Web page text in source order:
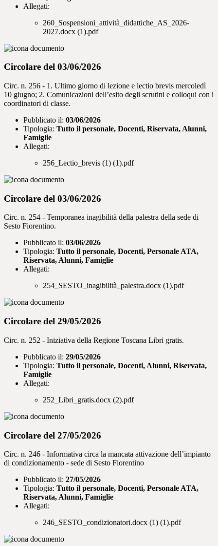
Allegati:
260_Sospensioni_attività_didattiche_AS_2026-
2027.docx (1).pdf
Circolare del 03/06/2026
Circ. n. 256 - 1. Ultimo giorno di lezione e lectio brevis mercoledì
10 giugno; 2. Comunicazioni dell’esito degli scrutini e colloqui con i
coordinatori di classe.
Pubblicato il: 03/06/2026
Tipologia: Tutto il personale, Docenti, Riservata, Alunni,
Famiglie
Allegati:
256_Lectio_brevis (1) (1).pdf
Circolare del 03/06/2026
Circ. n. 254 - Temporanea inagibilità della palestra della sede di
Sesto Fiorentino.
Pubblicato il: 03/06/2026
Tipologia: Tutto il personale, Docenti, Personale ATA,
Riservata, Alunni, Famiglie
Allegati:
254_SESTO_inagibilità_palestra.docx (1).pdf
Circolare del 29/05/2026
Circ. n. 252 - Iniziativa della Regione Toscana Libri gratis.
Pubblicato il: 29/05/2026
Tipologia: Tutto il personale, Docenti, Alunni, Riservata,
Famiglie
Allegati:
252_Libri_gratis.docx (2).pdf
Circolare del 27/05/2026
Circ. n. 246 - Informativa circa la mancata attivazione dell’impianto
di condizionamento - sede di Sesto Fiorentino
Pubblicato il: 27/05/2026
Tipologia: Tutto il personale, Docenti, Personale ATA,
Riservata, Alunni, Famiglie
Allegati:
246_SESTO_condizionatori.docx (1) (1).pdf